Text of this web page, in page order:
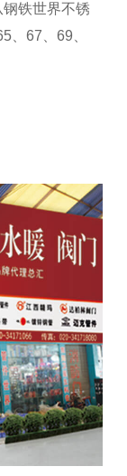
铁世界不锈
、67、69、